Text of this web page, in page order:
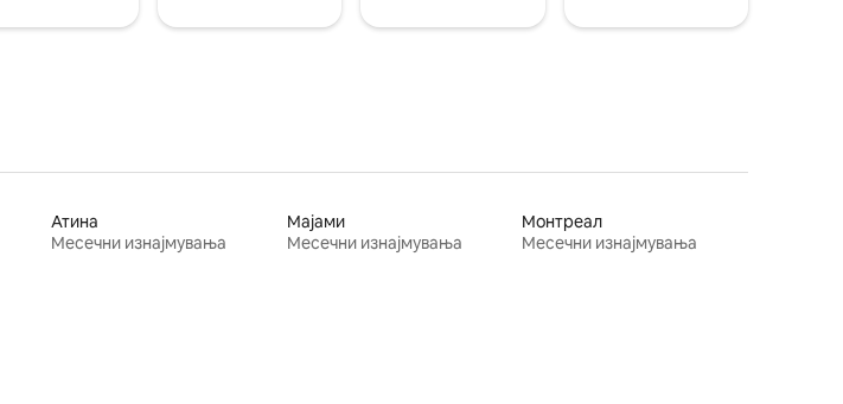
Атина
Месечни изнајмувања
Мајами
Месечни изнајмувања
Монтреал
Месечни изнајмувања